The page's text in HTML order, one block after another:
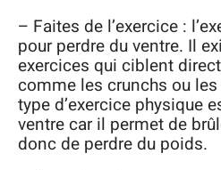
– Faites de l’exercice :
pour perdre du ventre. Il
exercices qui ciblent
comme les crunchs ou
type d’exercice physique
ventre car il permet de
donc de perdre du poids.